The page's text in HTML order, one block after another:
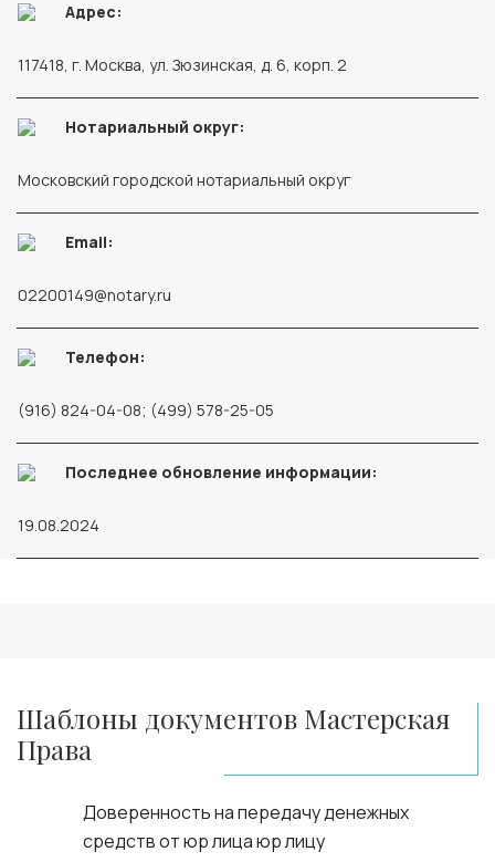
Адрес:
117418, г. Москва, ул. Зюзинская, д. 6, корп. 2
Нотариальный округ:
Московский городской нотариальный округ
Email:
02200149@notary.ru
Телефон:
(916) 824-04-08; (499) 578-25-05
Последнее обновление информации:
19.08.2024
Шаблоны документов Мастерская
Права
Доверенность на передачу денежных
средств от юр лица юр лицу